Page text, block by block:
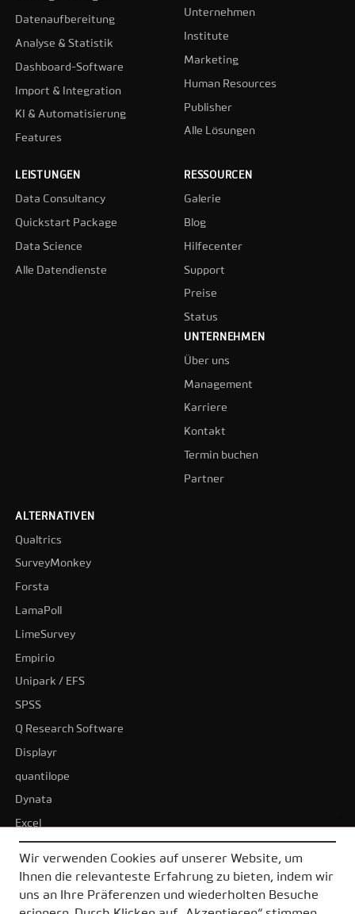
Datenaufbereitung
Analyse & Statistik
Dashboard-Software
Import & Integration
KI & Automatisierung
Features
Unternehmen
Institute
Marketing
Human Resources
Publisher
Alle Lösungen
LEISTUNGEN
Data Consultancy
Quickstart Package
Data Science
Alle Datendienste
RESSOURCEN
Galerie
Blog
Hilfecenter
Support
Preise
Status
UNTERNEHMEN
Über uns
Management
Karriere
Kontakt
Termin buchen
Partner
ALTERNATIVEN
Qualtrics
SurveyMonkey
Forsta
LamaPoll
LimeSurvey
Empirio
Unipark / EFS
SPSS
Q Research Software
Displayr
quantilope
Dynata
Excel
Tableau
Power BI
Wir verwenden Cookies auf unserer Website, um
Ihnen die relevanteste Erfahrung zu bieten, indem wir
uns an Ihre Präferenzen und wiederholten Besuche